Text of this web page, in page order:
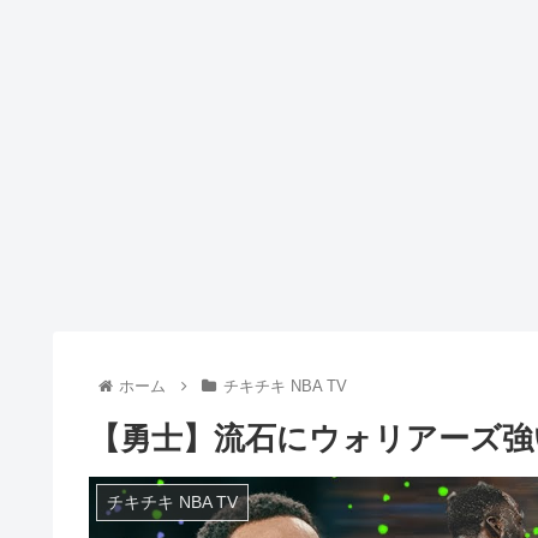
ホーム チキチキ NBA TV
【勇士】流石にウォリアーズ
チキチキ NBA TV